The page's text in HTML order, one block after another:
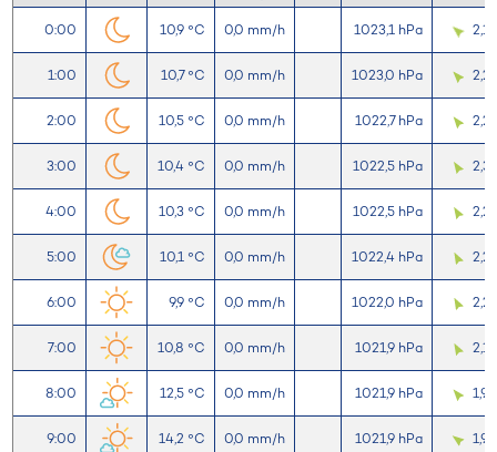
0:00 10,9 °C 0,0 mm/h 1023,1 hPa 2,1
1:00 10,7 °C 0,0 mm/h 1023,0 hPa 2,2
2:00 10,5 °C 0,0 mm/h 1022,7 hPa 2,2
3:00 10,4 °C 0,0 mm/h 1022,5 hPa 2,3
4:00 10,3 °C 0,0 mm/h 1022,5 hPa 2,2
5:00 10,1 °C 0,0 mm/h 1022,4 hPa 2,2
6:00 9,9 °C 0,0 mm/h 1022,0 hPa 2,2
7:00 10,8 °C 0,0 mm/h 1021,9 hPa 2,1
8:00 12,5 °C 0,0 mm/h 1021,9 hPa 1,9
9:00 14,2 °C 0,0 mm/h 1021,9 hPa 1,9